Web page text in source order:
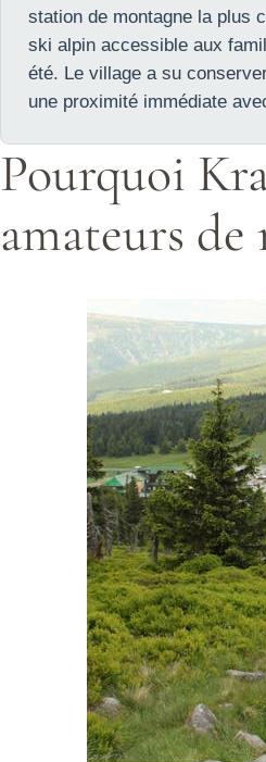
station de montagne la plus
ski alpin accessible aux
été. Le village a su
une proximité immédiate
Pourquoi
amateurs